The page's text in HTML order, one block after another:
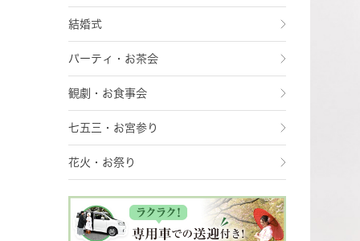
結婚式
パーティ・お茶会
観劇・お食事会
七五三・お宮参り
花火・お祭り